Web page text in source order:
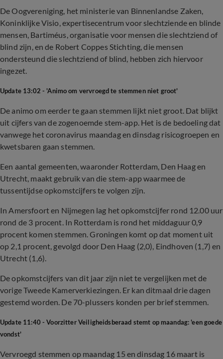
De Oogvereniging, het ministerie van Binnenlandse Zaken,
Koninklijke Visio, expertisecentrum voor slechtziende en blinde
mensen, Bartiméus, organisatie voor mensen die slechtziend of
blind zijn, en de Robert Coppes Stichting, die mensen
ondersteund die slechtziend of blind, hebben zich hiervoor
ingezet.
Update 13:02 - 'Animo om vervroegd te stemmen niet groot'
De animo om eerder te gaan stemmen lijkt niet groot. Dat blijkt
uit cijfers van de zogenoemde stem-app. Het is de bedoeling dat
vanwege het coronavirus maandag en dinsdag risicogroepen en
kwetsbaren gaan stemmen.
Een aantal gemeenten, waaronder Rotterdam, Den Haag en
Utrecht, maakt gebruik van die stem-app waarmee de
tussentijdse opkomstcijfers te volgen zijn.
In Amersfoort en Nijmegen lag het opkomstcijfer rond 12.00 uur
rond de 3 procent. In Rotterdam is rond het middaguur 0,9
procent komen stemmen. Groningen komt op dat moment uit
op 2,1 procent, gevolgd door Den Haag (2,0), Eindhoven (1,7) en
Utrecht (1,6).
De opkomstcijfers van dit jaar zijn niet te vergelijken met de
vorige Tweede Kamerverkiezingen. Er kan ditmaal drie dagen
gestemd worden. De 70-plussers konden per brief stemmen.
Update 11:40 - Voorzitter Veiligheidsberaad stemt op maandag: 'een goede
vondst'
Vervroegd stemmen op maandag 15 en dinsdag 16 maart is